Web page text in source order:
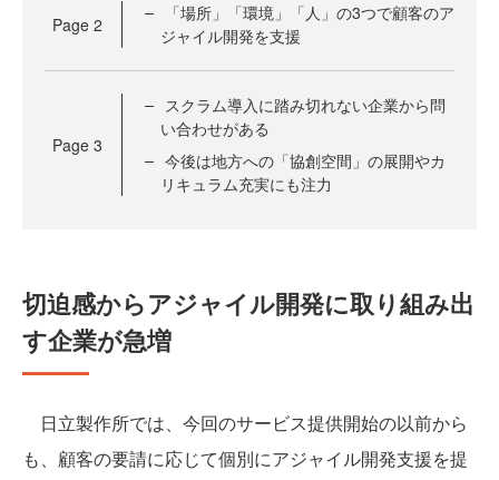
Page 2
「場所」「環境」「人」の3つで顧客のア
ジャイル開発を支援
Page 3
スクラム導入に踏み切れない企業から問
い合わせがある
今後は地方への「協創空間」の展開やカ
リキュラム充実にも注力
切迫感からアジャイル開発に取り組み出
す企業が急増
日立製作所では、今回のサービス提供開始の以前から
も、顧客の要請に応じて個別にアジャイル開発支援を提